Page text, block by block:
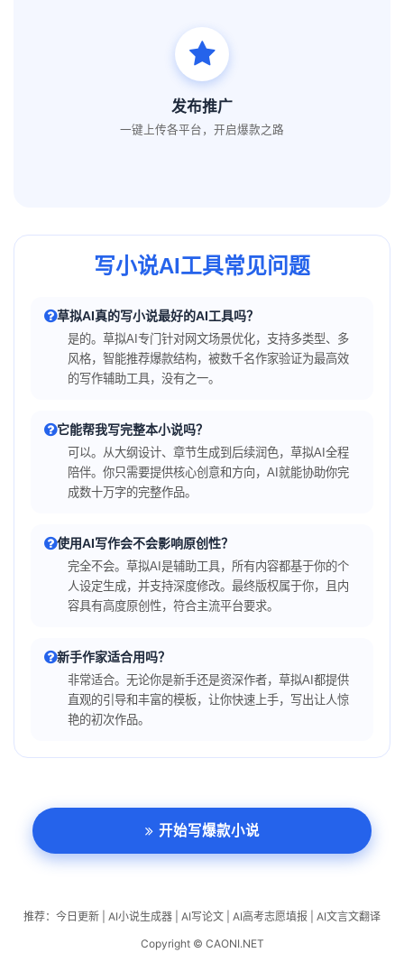
发布推广
一键上传各平台，开启爆款之路
写小说AI工具常见问题
草拟AI真的写小说最好的AI工具吗？
是的。草拟AI专门针对网文场景优化，支持多类型、多
风格，智能推荐爆款结构，被数千名作家验证为最高效
的写作辅助工具，没有之一。
它能帮我写完整本小说吗？
可以。从大纲设计、章节生成到后续润色，草拟AI全程
陪伴。你只需要提供核心创意和方向，AI就能协助你完
成数十万字的完整作品。
使用AI写作会不会影响原创性？
完全不会。草拟AI是辅助工具，所有内容都基于你的个
人设定生成，并支持深度修改。最终版权属于你，且内
容具有高度原创性，符合主流平台要求。
新手作家适合用吗？
非常适合。无论你是新手还是资深作者，草拟AI都提供
直观的引导和丰富的模板，让你快速上手，写出让人惊
艳的初次作品。
开始写爆款小说
推荐： 今日更新 AI小说生成器 AI写论文 AI高考志愿填报
AI文言文翻译
Copyright © CAONI.NET